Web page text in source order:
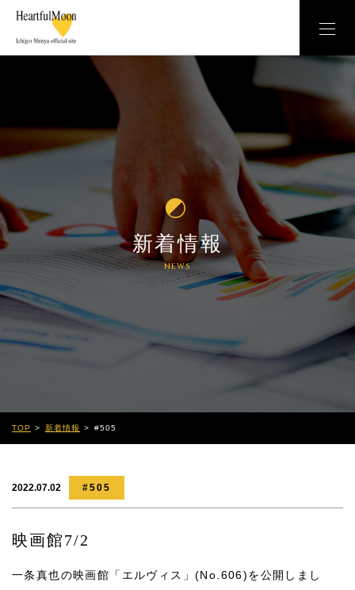
新着情報
NEWS
TOP 新着情報 #505
2022.07.02 #505
映画館7/2
一条真也の映画館「エルヴィス」(No.606)を公開しまし